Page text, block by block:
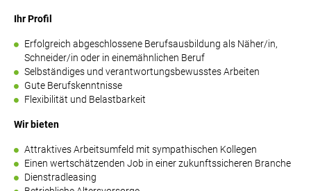
Ihr Profil
Erfolgreich abgeschlossene Berufsausbildung als Näher/in,
Schneider/in oder in einemähnlichen Beruf
Selbständiges und verantwortungsbewusstes Arbeiten
Gute Berufskenntnisse
Flexibilität und Belastbarkeit
Wir bieten
Attraktives Arbeitsumfeld mit sympathischen Kollegen
Einen wertschätzenden Job in einer zukunftssicheren Branche
Dienstradleasing